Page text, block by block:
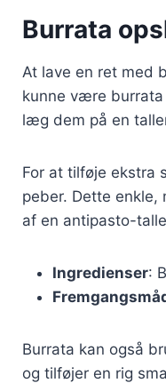
Burrata
At lave en ret med
kunne være
læg dem på en
For at tilføje ekstra
peber. Dette enkle,
af en antipasto-
Ingredienser:
Burrata kan også
og tilføjer en rig